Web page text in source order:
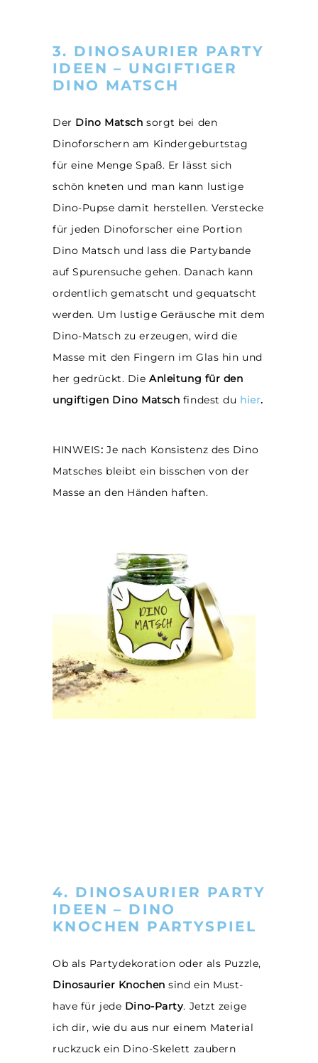
3. DINOSAURIER PARTY
IDEEN – UNGIFTIGER
DINO MATSCH
Der Dino Matsch sorgt bei den
Dinoforschern am Kindergeburtstag
für eine Menge Spaß. Er lässt sich
schön kneten und man kann lustige
Dino-Pupse damit herstellen. Verstecke
für jeden Dinoforscher eine Portion
Dino Matsch und lass die Partybande
auf Spurensuche gehen. Danach kann
ordentlich gematscht und gequatscht
werden. Um lustige Geräusche mit dem
Dino-Matsch zu erzeugen, wird die
Masse mit den Fingern im Glas hin und
her gedrückt. DieAnleitung für den
ungiftigen Dino Matsch findest du hier.
HINWEIS:Je nach Konsistenz des Dino
Matsches bleibt ein bisschen von der
Masse an den Händen haften.
4. DINOSAURIER PARTY
IDEEN – DINO
KNOCHEN PARTYSPIEL
Ob als Partydekoration oder als Puzzle,
Dinosaurier Knochen sind ein Must-
have für jede Dino-Party. Jetzt zeige
ich dir, wie du aus nur einem Material
ruckzuck ein Dino-Skelett zaubern